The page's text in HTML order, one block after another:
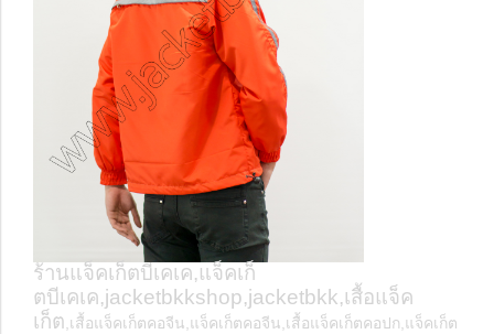
ร้านแจ็คเก็ตบีเคเค,แจ็คเก็
ตบีเคเค,jacketbkkshop,jacketbkk,เสื้อแจ็ค
เก็ต ,เสื้อแจ็คเก็ตคอจีน,แจ็คเก็ตคอจีน,เสื้อแจ็คเก็ตคอปก,แจ็คเก็ต